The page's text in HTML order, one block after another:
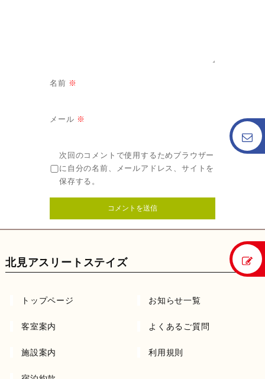
名前 ※
メール ※
次回のコメントで使用するためブラウザー
に自分の名前、メールアドレス、サイトを
保存する。
北見アスリートステイズ
トップページ お知らせ一覧
客室案内 よくあるご質問
施設案内 利用規則